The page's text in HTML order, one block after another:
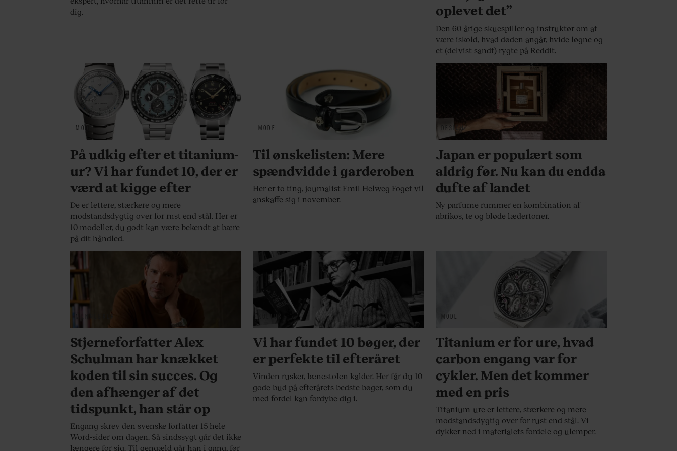
dig.
oplevet det”
Den 60-årige skuespiller og instruktør om at
være iskold, hvad døden angår, hvide løgne og
et (delvist sandt) rygte på Reddit.
MODE
På udkig efter et titanium-
ur? Vi har fundet 10, der er
værd at kigge efter
De er lettere, stærkere og mere
modstandsdygtig over for rust end stål. Her er
10 modeller, du godt kan være bekendt at bære
på dit håndled.
MODE
Til ønskelisten: Mere
spændvidde i garderoben
Her er to ting, journalist Emil Helweg Foget vil
anskaffe sig i november.
DESIGN
Japan er populært som
aldrig før. Nu kan du endda
dufte af landet
Ny parfume rummer en kombination af
abrikos, te og bløde lædertoner.
Stjerneforfatter Alex
Schulman har knækket
koden til sin succes. Og
den afhænger af det
tidspunkt, han står op
Engang skrev den svenske forfatter 15 hele
Word-sider om dagen. Så sindssygt går det ikke
længere for sig. Til gengæld går han i gang, før
KULTUR
Vi har fundet 10 bøger, der
er perfekte til efteråret
Vinden rusker, lænestolen kalder. Her får du 10
gode bud på efterårets bedste bøger, som du
med fordel kan fordybe dig i.
MODE
Titanium er for ure, hvad
carbon engang var for
cykler. Men det kommer
med en pris
Titanium-ure er lettere, stærkere og mere
modstandsdygtig over for rust end stål. Vi
dykker ned i materialets fordele og ulemper.